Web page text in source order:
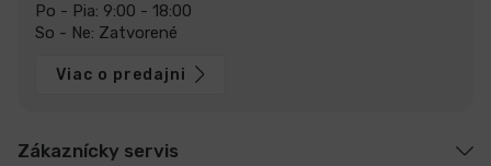
Po - Pia: 9:00 - 18:00
So - Ne: Zatvorené
Viac o predajni
Zákaznícky servis